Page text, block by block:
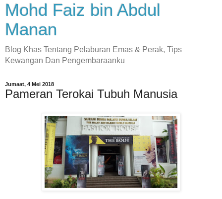
Mohd Faiz bin Abdul
Manan
Blog Khas Tentang Pelaburan Emas & Perak, Tips
Kewangan Dan Pengembaraanku
Jumaat, 4 Mei 2018
Pameran Terokai Tubuh Manusia